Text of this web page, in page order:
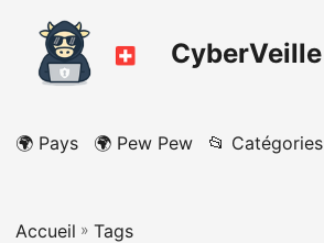
CyberVeille
🌍 Pays 🌍 Pew Pew 📂 Catégories
Accueil » Tags